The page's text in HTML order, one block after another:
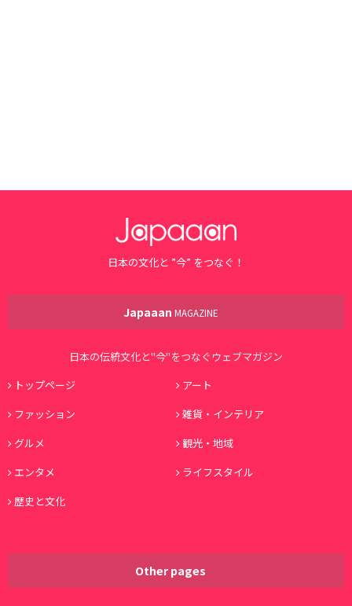
日本の文化と ”今” をつなぐ！
Japaaan MAGAZINE
日本の伝統文化と"今"をつなぐウェブマガジン
トップページ
アート
ファッション
雑貨・インテリア
グルメ
観光・地域
エンタメ
ライフスタイル
歴史と文化
Other pages